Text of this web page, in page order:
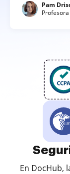
Pam
Profesora
En DocHub,